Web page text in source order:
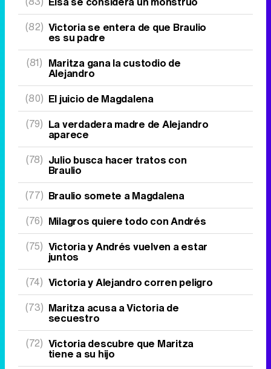
(82) Victoria se entera de que Braulio
es su padre
(81) Maritza gana la custodio de
Alejandro
(80) El juicio de Magdalena
(79) La verdadera madre de Alejandro
aparece
(78) Julio busca hacer tratos con
Braulio
(77) Braulio somete a Magdalena
(76) Milagros quiere todo con Andrés
(75) Victoria y Andrés vuelven a estar
juntos
(74) Victoria y Alejandro corren peligro
(73) Maritza acusa a Victoria de
secuestro
(72) Victoria descubre que Maritza
tiene a su hijo